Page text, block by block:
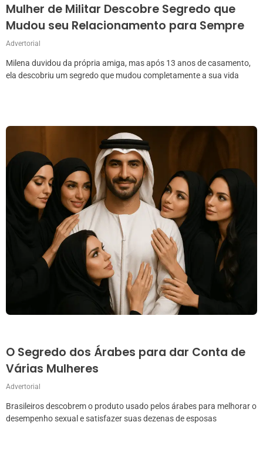
Mulher de Militar Descobre Segredo que
Mudou seu Relacionamento para Sempre
Advertorial
Milena duvidou da própria amiga, mas após 13 anos de casamento,
ela descobriu um segredo que mudou completamente a sua vida
O Segredo dos Árabes para dar Conta de
Várias Mulheres
Advertorial
Brasileiros descobrem o produto usado pelos árabes para melhorar o
desempenho sexual e satisfazer suas dezenas de esposas